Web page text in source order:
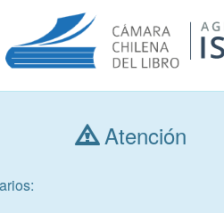
Consultar librosAtención